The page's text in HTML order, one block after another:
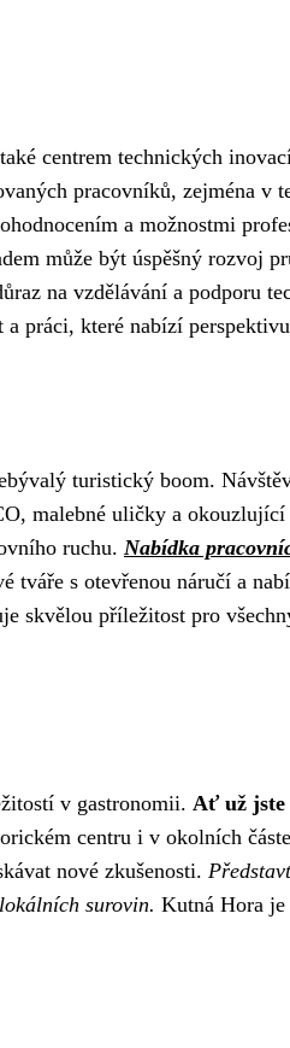
centrem technických
pracovníků, zejména v
a možnostmi
může být úspěšný rozvoj
na vzdělávání a podporu
práci, které nabízí
turistický boom.
malebné uličky a
ruchu. Nabídka
s otevřenou náručí a
skvělou příležitost pro
v gastronomii. Ať už jste
centru i v okolních
nové zkušenosti.
surovin. Kutná Hora